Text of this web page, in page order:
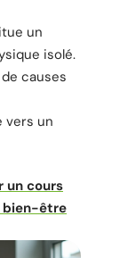
un
isolé.
causes
vers un
un cours
bien-être